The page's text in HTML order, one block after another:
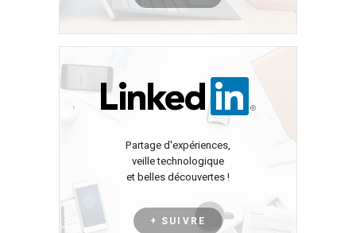
Partage d'expériences,
veille technologique
et belles découvertes !
+ SUIVRE